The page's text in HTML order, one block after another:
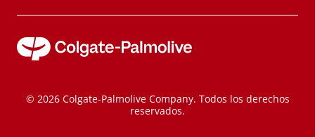
© 2026 Colgate-Palmolive Company. Todos los derechos
reservados.